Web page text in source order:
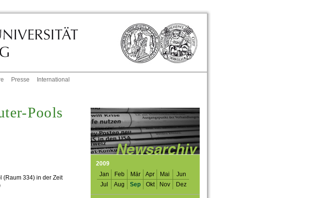
Presse International
2009
Jan
Feb Mär Apr Mai
Jun
Jul
Aug Sep Okt Nov Dez
Pools
(Raum 334) in der Zeit